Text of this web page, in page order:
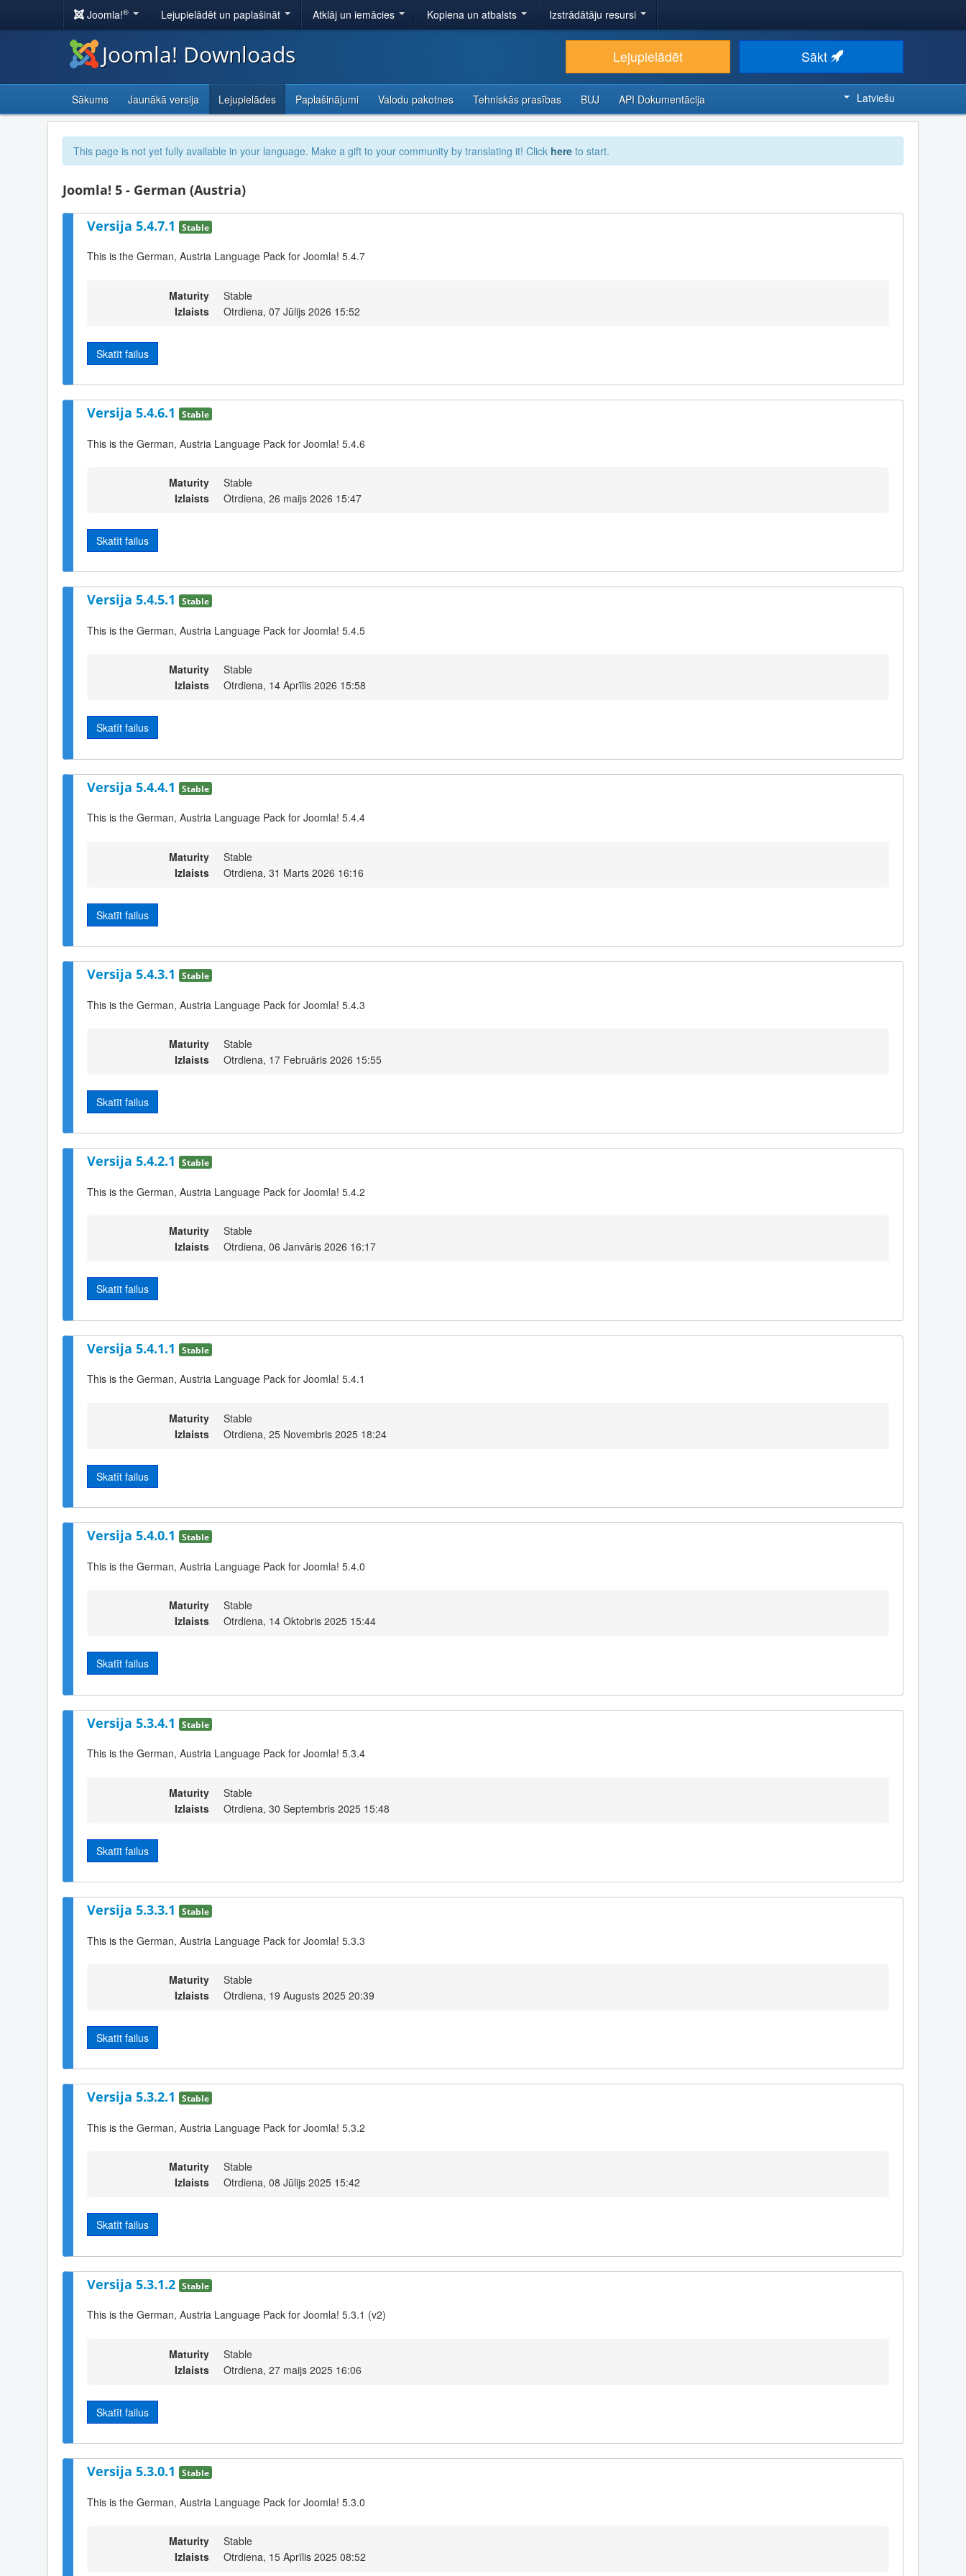
Joomla!® Lejupielādēt un paplašināt Atklāj un iemācies Kopiena un atbalsts Izstrādātāju resursi
Joomla! Downloads Lejupielādēt Sākt
Sākums Jaunākā versija Lejupielādes Paplašinājumi Valodu pakotnes Tehniskās prasības BUJ API Dokumentācija Latviešu
This page is not yet fully available in your language. Make a gift to your community by translating it! Click here to start.
Joomla! 5 - German (Austria)
Versija 5.4.7.1 Stable
This is the German, Austria Language Pack for Joomla! 5.4.7
Maturity
Stable
Izlaists
Otrdiena, 07 Jūlijs 2026 15:52
Skatīt failus
Versija 5.4.6.1 Stable
This is the German, Austria Language Pack for Joomla! 5.4.6
Maturity
Stable
Izlaists
Otrdiena, 26 maijs 2026 15:47
Skatīt failus
Versija 5.4.5.1 Stable
This is the German, Austria Language Pack for Joomla! 5.4.5
Maturity
Stable
Izlaists
Otrdiena, 14 Aprīlis 2026 15:58
Skatīt failus
Versija 5.4.4.1 Stable
This is the German, Austria Language Pack for Joomla! 5.4.4
Maturity
Stable
Izlaists
Otrdiena, 31 Marts 2026 16:16
Skatīt failus
Versija 5.4.3.1 Stable
This is the German, Austria Language Pack for Joomla! 5.4.3
Maturity
Stable
Izlaists
Otrdiena, 17 Februāris 2026 15:55
Skatīt failus
Versija 5.4.2.1 Stable
This is the German, Austria Language Pack for Joomla! 5.4.2
Maturity
Stable
Izlaists
Otrdiena, 06 Janvāris 2026 16:17
Skatīt failus
Versija 5.4.1.1 Stable
This is the German, Austria Language Pack for Joomla! 5.4.1
Maturity
Stable
Izlaists
Otrdiena, 25 Novembris 2025 18:24
Skatīt failus
Versija 5.4.0.1 Stable
This is the German, Austria Language Pack for Joomla! 5.4.0
Maturity
Stable
Izlaists
Otrdiena, 14 Oktobris 2025 15:44
Skatīt failus
Versija 5.3.4.1 Stable
This is the German, Austria Language Pack for Joomla! 5.3.4
Maturity
Stable
Izlaists
Otrdiena, 30 Septembris 2025 15:48
Skatīt failus
Versija 5.3.3.1 Stable
This is the German, Austria Language Pack for Joomla! 5.3.3
Maturity
Stable
Izlaists
Otrdiena, 19 Augusts 2025 20:39
Skatīt failus
Versija 5.3.2.1 Stable
This is the German, Austria Language Pack for Joomla! 5.3.2
Maturity
Stable
Izlaists
Otrdiena, 08 Jūlijs 2025 15:42
Skatīt failus
Versija 5.3.1.2 Stable
This is the German, Austria Language Pack for Joomla! 5.3.1 (v2)
Maturity
Stable
Izlaists
Otrdiena, 27 maijs 2025 16:06
Skatīt failus
Versija 5.3.0.1 Stable
This is the German, Austria Language Pack for Joomla! 5.3.0
Maturity
Stable
Izlaists
Otrdiena, 15 Aprīlis 2025 08:52